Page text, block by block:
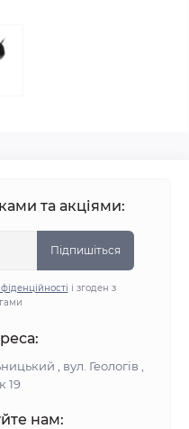
та акціями:
Підпишіться
і згоден з
, вул. Геологів ,
19
нам: